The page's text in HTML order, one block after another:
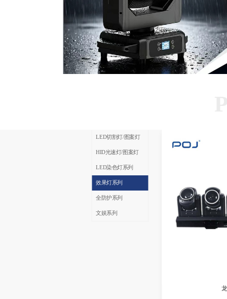
LED切割灯/图案灯
HID光速灯/图案灯
LED染色灯系列
效果灯系列
全防护系列
文娱系列